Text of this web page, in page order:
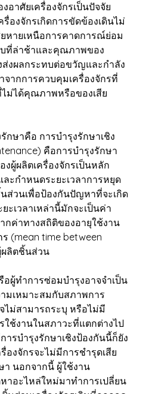
าศัยเครื่องจักรเป็นปัจจัย
องจักรเกิดการขัดข้องเดินไม่
หายเหนือการคาดการณ์ย่อม
ที่ล่าช้าและคุณภาพของ
งผลกระทบต่อขวัญและกำลัง
ากการควบคุมเครื่องจักรที่
ม่ได้คุณภาพหรือของเสีย
ษาคือ การบำรุงรักษาเชิง
คือการบำรุงรักษา
ผู้ผลิตเครื่องจักรเป็นหลัก
ะกำหนดระยะเวลาการหยุด
ส่วนเพื่อป้องกันปัญหาที่จะเกิด
เวลาเหล่านี้มักจะเป็นค่า
กค่าทางสถิติของอายุใช้งาน
(mean time between
ผลิตชิ้นส่วน
ผู้ทำการซ่อมบำรุงอาจจำเป็น
มเหมาะสมกับสภาพการ
ไม่สามารถระบุ หรือไม่มี
ช้งานในสภาวะที่แตกต่างไป
ารบำรุงรักษาเชิงป้องกันนี้ก็ยัง
องจักรจะไม่มีการชำรุดเสีย
า นอกจากนี้ ผู้ใช้งาน
าอะไหล่ใหม่มาทำการเปลี่ยน